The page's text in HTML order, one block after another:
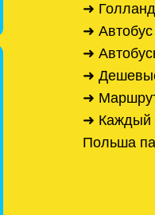
➜
➜
➜
➜
➜
➜ Каждый
Польша